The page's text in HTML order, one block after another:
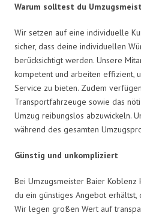
Warum solltest du
Wir setzen auf eine individuelle
sicher, dass deine individuellen
berücksichtigt werden. Unsere
kompetent und arbeiten effizient,
Service zu bieten. Zudem
Transportfahrzeuge sowie das
Umzug reibungslos abzuwickeln.
während des gesamten
Günstig und unkompliziert
Bei Umzugsmeister Baier Koblenz
du ein günstiges Angebot erhältst,
Wir legen großen Wert auf